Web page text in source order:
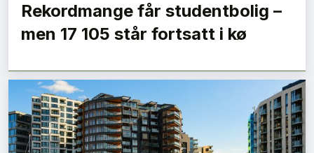
Rekordmange får studentbolig –
men 17 105 står fortsatt i kø